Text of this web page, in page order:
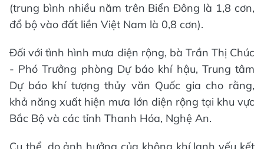
(trung bình nhiều năm trên Biển Đông là 1,8 cơn,
đổ bộ vào đất liền Việt Nam là 0,8 cơn).
Đối với tình hình mưa diện rộng, bà Trần Thị Chúc
- Phó Trưởng phòng Dự báo khí hậu, Trung tâm
Dự báo khí tượng thủy văn Quốc gia cho rằng,
khả năng xuất hiện mưa lớn diện rộng tại khu vực
Bắc Bộ và các tỉnh Thanh Hóa, Nghệ An.
Cụ thể, do ảnh hưởng của không khí lạnh yếu kết